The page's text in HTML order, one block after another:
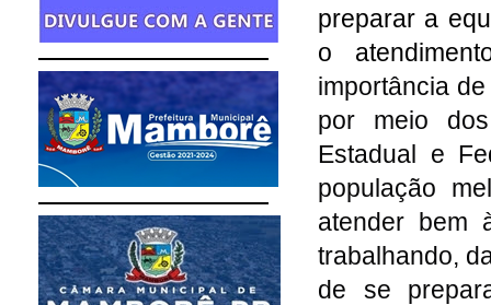
preparar a
o
importância
por meio
Estadual e
população
atender bem
trabalhando,
de se